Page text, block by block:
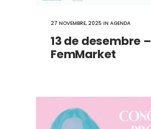
27 NOVEMBRE, 2025 IN AGENDA
13 de desembre –
FemMarket